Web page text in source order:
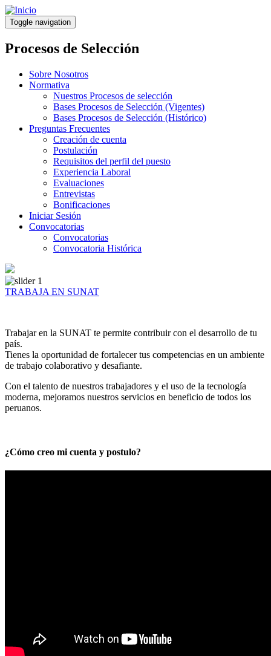
Pasar
al
contenido
principal
Toggle navigation
Procesos de Selección
Sobre Nosotros
Normativa
Nuestros Procesos de selección
Bases Procesos de Selección (Vigentes)
Bases Procesos de Selección (Histórico)
Preguntas Frecuentes
Creación de cuenta
Postulación
Requisitos del perfil del puesto
Experiencia Laboral
Evaluaciones
Entrevistas
Bonificaciones
Iniciar Sesión
Convocatorias
Convocatorias
Convocatoria Histórica
TRABAJA EN SUNAT
Trabajar en la SUNAT te permite contribuir con el desarrollo de tu
país.
Tienes la oportunidad de fortalecer tus competencias en un ambiente
de trabajo colaborativo y desafiante.
Con el talento de nuestros trabajadores y el uso de la tecnología
moderna, mejoramos nuestros servicios en beneficio de todos los
peruanos.
¿Cómo creo mi cuenta y postulo?